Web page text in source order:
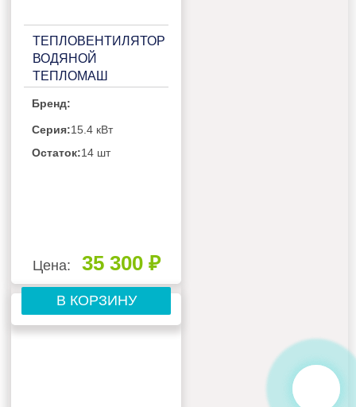
ТЕПЛОВЕНТИЛЯТОР
ВОДЯНОЙ
ТЕПЛОМАШ
Бренд:
Серия:15.4 кВт
Остаток:14 шт
Цена: 35 300 ₽
В КОРЗИНУ